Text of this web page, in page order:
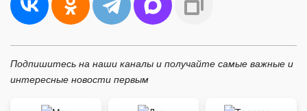
Подпишитесь на наши каналы и получайте самые важные и
интересные новости первым